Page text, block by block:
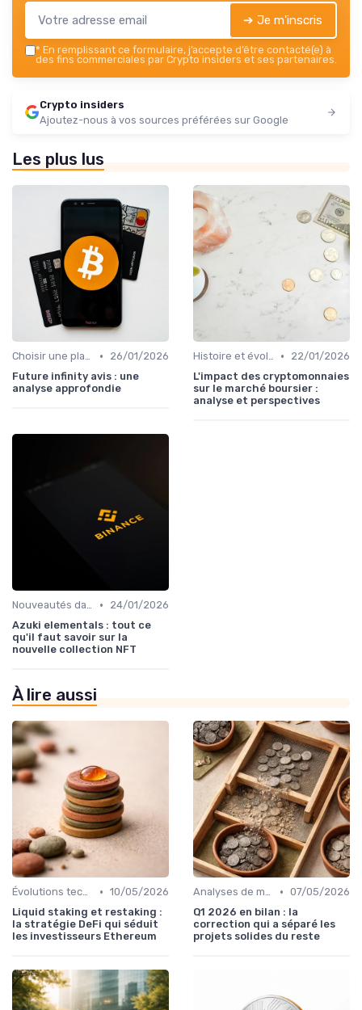
➔ Je m'inscris
* En remplissant ce formulaire, j’accepte d’être contacté(e) à
des fins commerciales par Crypto insiders et ses partenaires.
Crypto insiders
Ajoutez-nous à vos sources préférées sur Google
Les plus lus
Choisir une plateforme d'échange •
26/01/2026
Future infinity avis : une
analyse approfondie
Histoire et évolution du marché des cryptos •
22/01/2026
L'impact des cryptomonnaies
sur le marché boursier :
analyse et perspectives
Nouveautés dans le monde des cryptos •
24/01/2026
Azuki elementals : tout ce
qu'il faut savoir sur la
nouvelle collection NFT
À lire aussi
Évolutions technologiques (DeFi, NFTs, etc.) • 10/05/2026
Liquid staking et restaking :
la stratégie DeFi qui séduit
les investisseurs Ethereum
Analyses de marché et prédictions • 07/05/2026
Q1 2026 en bilan : la
correction qui a séparé les
projets solides du reste